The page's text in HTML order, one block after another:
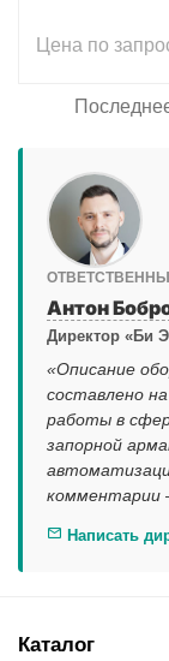
Цена по
Антон
Директор «Би
«Описание
составлено
работы в
запорной
комментарии
Написать
Каталог